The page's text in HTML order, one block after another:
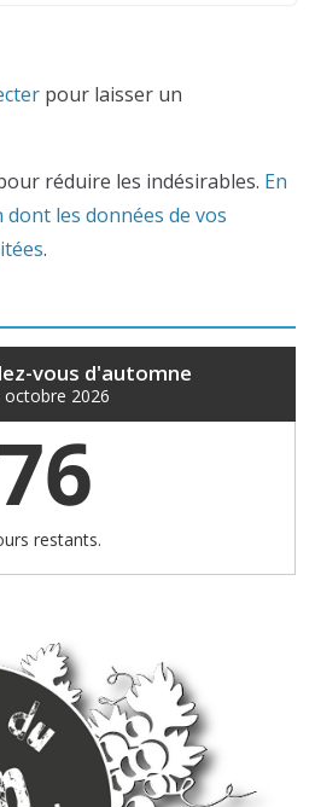
pour laisser un
réduire les indésirables. En
les données de vos
.
vous d'automne
octobre 2026
restants.